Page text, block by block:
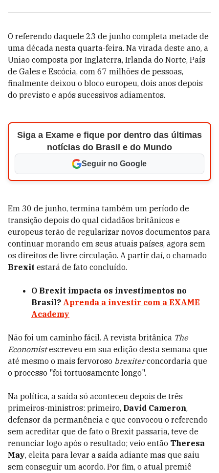
O referendo daquele 23 de junho completa metade de
uma década nesta quarta-feira. Na virada deste ano, a
União composta por Inglaterra, Irlanda do Norte, País
de Gales e Escócia, com 67 milhões de pessoas,
finalmente deixou o bloco europeu, dois anos depois
do previsto e após sucessivos adiamentos.
Siga a Exame e fique por dentro das últimas
notícias do Brasil e do Mundo
Seguir no Google
Em 30 de junho, termina também um período de
transição depois do qual cidadãos britânicos e
europeus terão de regularizar novos documentos para
continuar morando em seus atuais países, agora sem
os direitos de livre circulação. A partir daí, o chamado
Brexit estará de fato concluído.
O Brexit impacta os investimentos no
Brasil? Aprenda a investir com a EXAME
Academy
Não foi um caminho fácil. A revista britânica The
Economistescreveu em sua edição desta semana que
até mesmo o mais fervoroso brexiterconcordaria que
o processo "foi tortuosamente longo".
Na política, a saída só aconteceu depois de três
primeiros-ministros: primeiro, David Cameron,
defensor da permanência e que convocou o referendo
sem acreditar que de fato o Brexit passaria, teve de
renunciar logo após o resultado; veio então Theresa
May, eleita para levar a saída adiante mas que saiu
sem conseguir um acordo. Por fim, o atual premiê